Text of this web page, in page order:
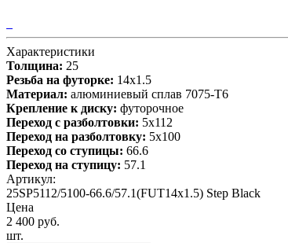
Характеристики
Толщина: 25
Резьба на футорке: 14х1.5
Материал: алюминиевый сплав 7075-T6
Крепление к диску: футорочное
Переход с разболтовки: 5х112
Переход на разболтовку: 5х100
Переход со ступицы: 66.6
Переход на ступицу: 57.1
Артикул:
25SP5112/5100-66.6/57.1(FUT14x1.5) Step Black
Цена
2 400 руб.
шт.